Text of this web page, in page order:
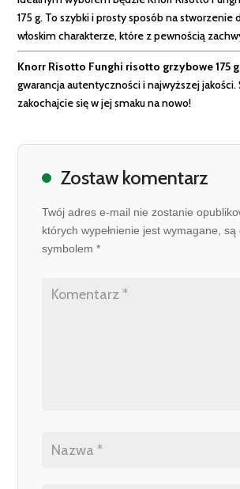
175 g. To szybki i prosty sposób na stworzenie
włoskim charakterze, które z pewnością
Knorr Risotto Funghi risotto grzybowe 175 g
gwarancja autentyczności i najwyższej jakości.
zakochajcie się w jej smaku na nowo!
Zostaw komentarz
Twój adres e-mail nie zostanie
których wypełnienie jest wymagane, są
symbolem *